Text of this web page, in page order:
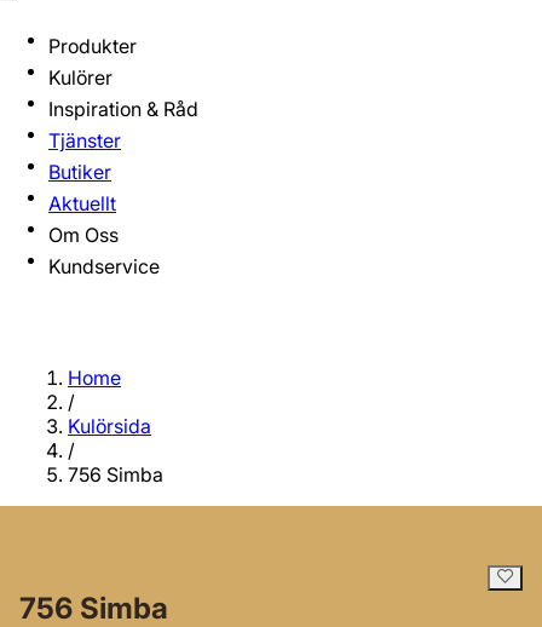
Produkter
Kulörer
Inspiration & Råd
Tjänster
Butiker
Aktuellt
Om Oss
Kundservice
Home
/
Kulörsida
/
756 Simba
756 Simba